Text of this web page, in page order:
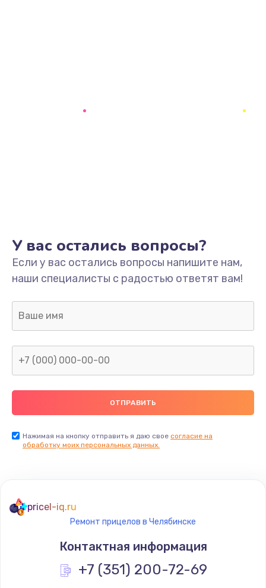
У вас остались вопросы?
Если у вас остались вопросы напишите нам,
наши специалисты с радостью ответят вам!
Нажимая на кнопку отправить я даю свое согласие на
обработку моих персональных данных.
pricel-iq.ru
Ремонт прицелов в Челябинске
Контактная информация
+7 (351) 200-72-69